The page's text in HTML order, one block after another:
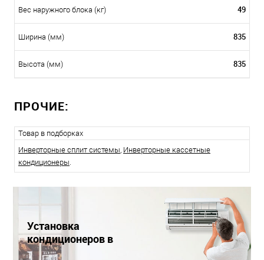
Вес наружного блока (кг) 49
Ширина (мм) 835
Высота (мм) 835
ПРОЧИЕ:
Товар в подборках
Инверторные сплит системы, Инверторные кассетные
кондиционеры.
Установка
кондиционеров в
Краснодаре